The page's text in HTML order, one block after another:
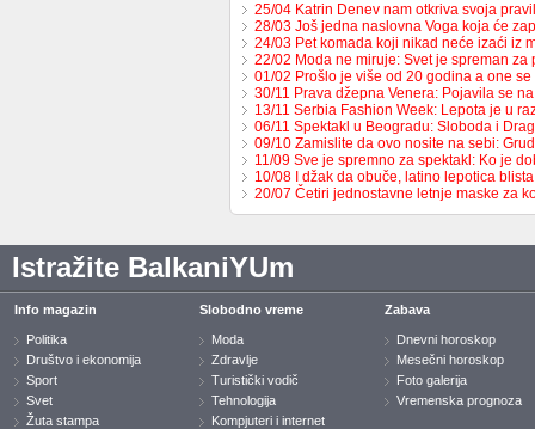
25/04 Katrin Denev nam otkriva svoja
28/03 Još jedna naslovna Voga koja će
24/03 Pet komada koji nikad neće izaći iz
22/02 Moda ne miruje: Svet je spreman za
01/02 Prošlo je više od 20 godina a one
30/11 Prava džepna Venera: Pojavila se
13/11 Serbia Fashion Week: Lepota je u
06/11 Spektakl u Beogradu: Sloboda i
09/10 Zamislite da ovo nosite na sebi:
11/09 Sve je spremno za spektakl: Ko je
10/08 I džak da obuče, latino lepotica blista
20/07 Četiri jednostavne letnje maske za
Istražite BalkaniYUm
Info magazin
Politika
Društvo i ekonomija
Sport
Svet
Žuta stampa
Slobodno vreme
Moda
Zdravlje
Turistički vodič
Tehnologija
Kompjuteri i internet
Zabava
Dnevni horoskop
Mesečni horoskop
Foto galerija
Vremenska prognoza